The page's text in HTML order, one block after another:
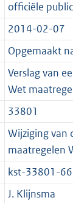
d
s
g
r
o
o
t
e
:
2
K
n
d
s
g
r
o
t
t
e
2
officiële
2014-02-07
Opgemaakt
Verslag van
Wet
33801
Wijziging van
maatregelen
kst-33801-66
J. Klijnsma